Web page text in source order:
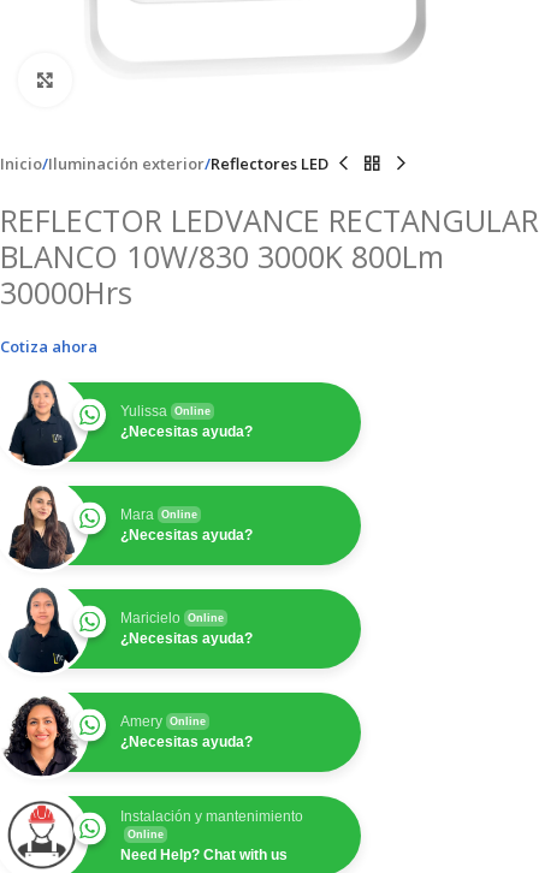
Inicio Iluminación exterior Reflectores LED
REFLECTOR LEDVANCE RECTANGULAR
BLANCO 10W/830 3000K 800Lm
30000Hrs
Cotiza ahora
Yulissa Online
¿Necesitas ayuda?
Mara Online
¿Necesitas ayuda?
Maricielo Online
¿Necesitas ayuda?
Amery Online
¿Necesitas ayuda?
Instalación y mantenimiento
Online
Need Help? Chat with us